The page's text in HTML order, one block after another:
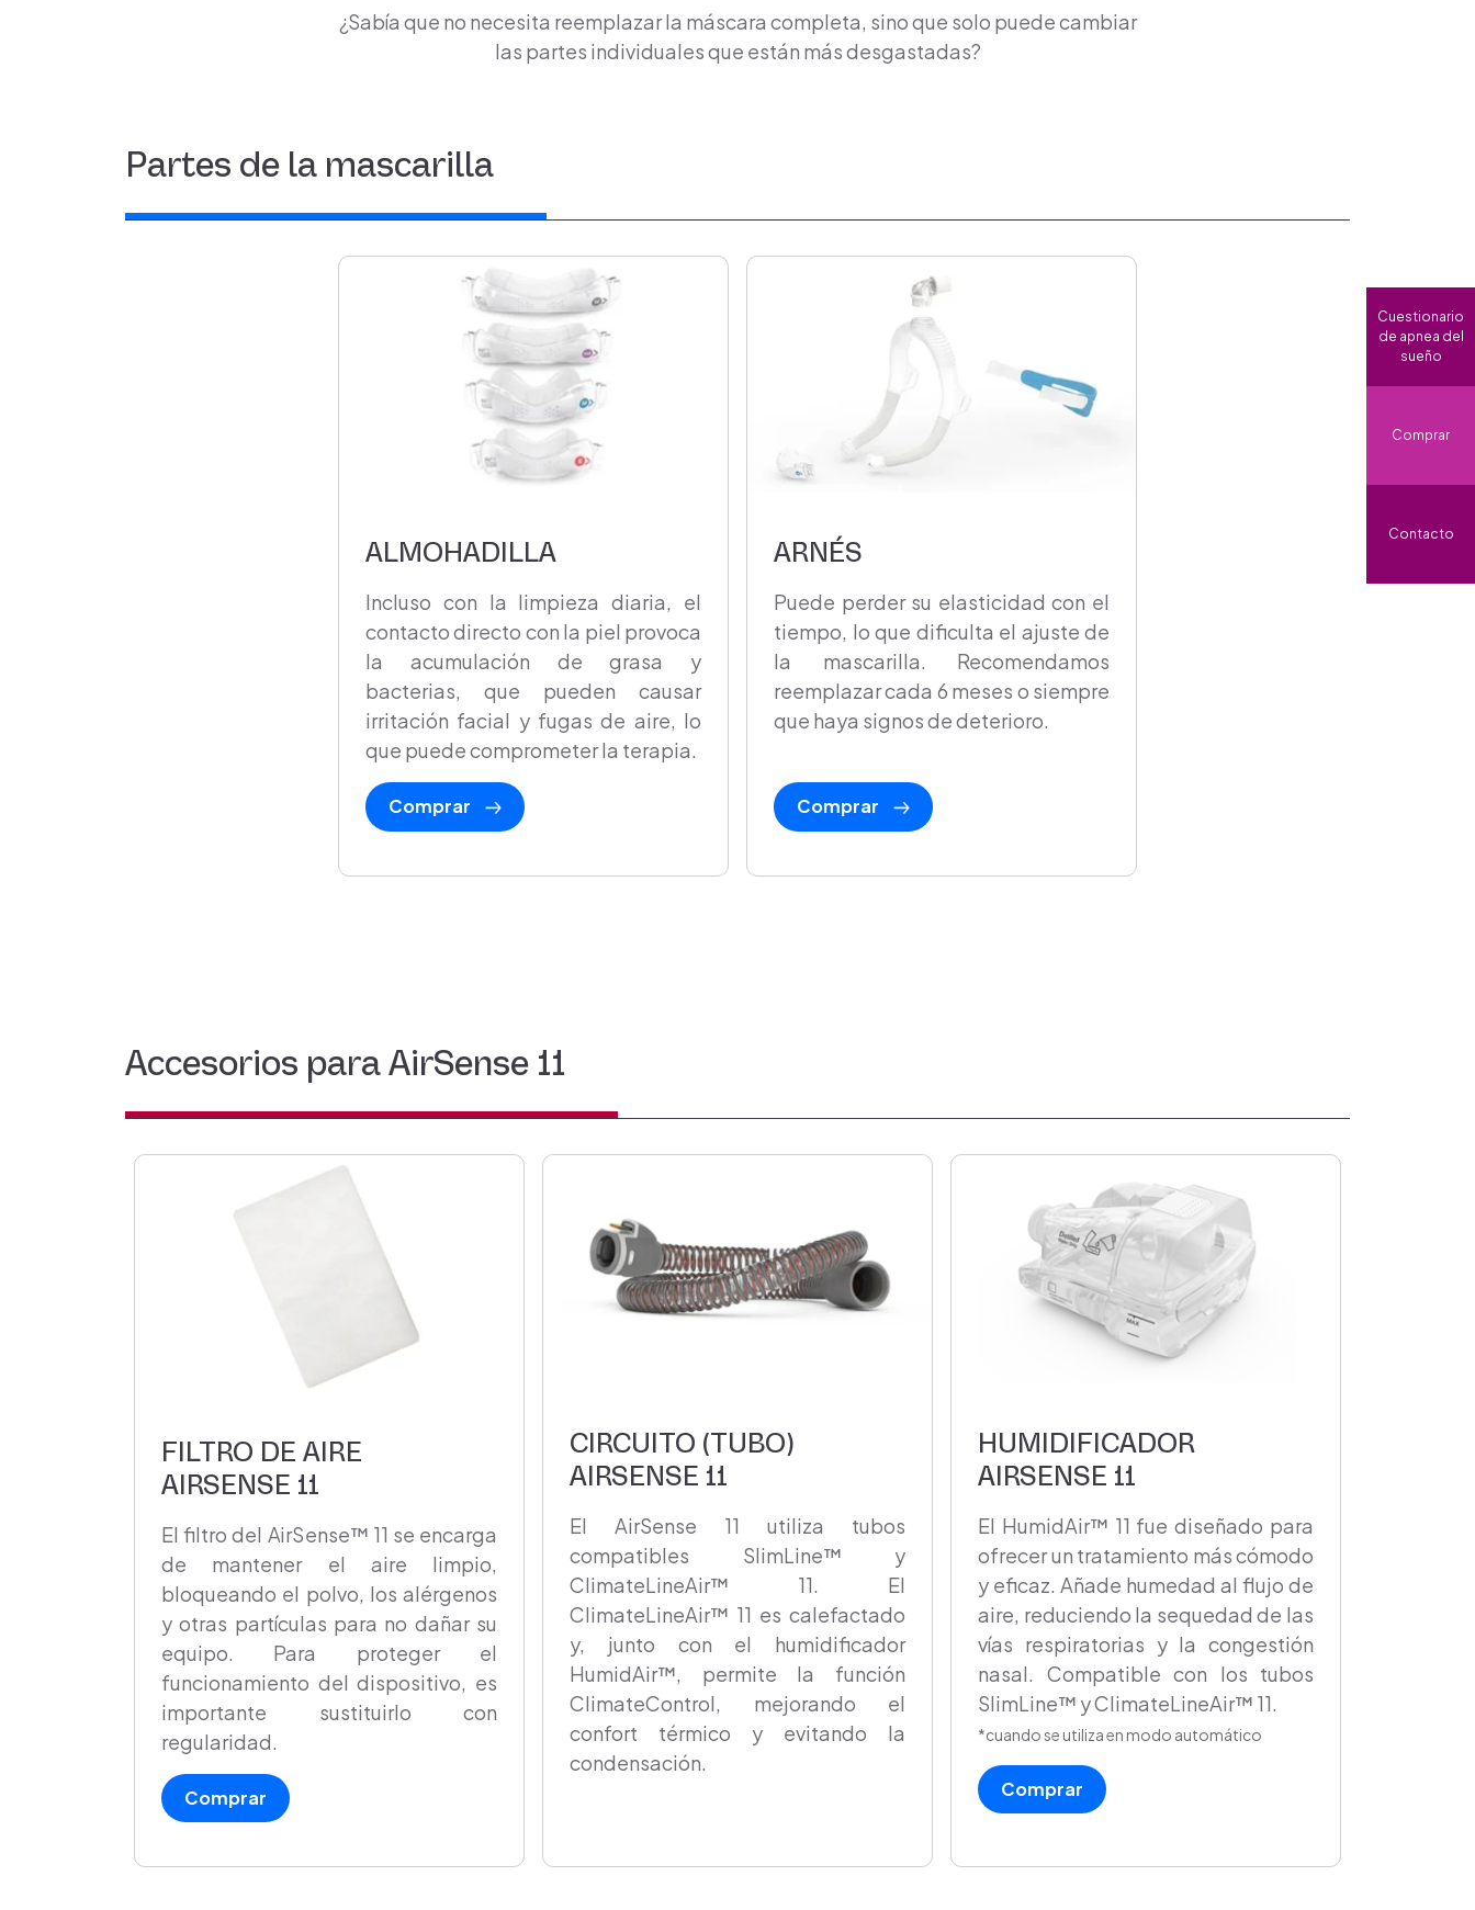
Cuestionario
de apnea del
sueño
Comprar
Contacto
¿Sabía que no necesita reemplazar la máscara completa, sino que solo puede cambiar
las partes individuales que están más desgastadas?
Partes de la mascarilla
ALMOHADILLA
Incluso con la limpieza diaria, el
contacto directo con la piel provoca
la acumulación de grasa y
bacterias, que pueden causar
irritación facial y fugas de aire, lo
que puede comprometer la terapia.
Comprar
ARNÉS
Puede perder su elasticidad con el
tiempo, lo que dificulta el ajuste de
la mascarilla. Recomendamos
reemplazar cada 6 meses o siempre
que haya signos de deterioro.
Comprar
Accesorios para AirSense 11
FILTRO DE AIRE
AIRSENSE 11
El filtro del AirSense™ 11 se encarga
de mantener el aire limpio,
bloqueando el polvo, los alérgenos
y otras partículas para no dañar su
equipo. Para proteger el
funcionamiento del dispositivo, es
importante sustituirlo con
regularidad.
Comprar
CIRCUITO (TUBO)
AIRSENSE 11
El AirSense 11 utiliza tubos
compatibles SlimLine™ y
ClimateLineAir™ 11. El
ClimateLineAir™ 11 es calefactado
y, junto con el humidificador
HumidAir™, permite la función
ClimateControl, mejorando el
confort térmico y evitando la
condensación.
HUMIDIFICADOR
AIRSENSE 11
El HumidAir™ 11 fue diseñado para
ofrecer un tratamiento más cómodo
y eficaz. Añade humedad al flujo de
aire, reduciendo la sequedad de las
vías respiratorias y la congestión
nasal. Compatible con los tubos
SlimLine™ y ClimateLineAir™ 11.
*cuando se utiliza en modo automático
Comprar